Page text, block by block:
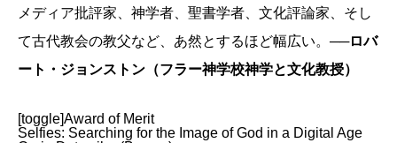
メディア批評家、神学者、聖書学者、文化評論家、そし
て古代教会の教父など、あ然とするほど幅広い。 ──ロバ
ート・ジョンストン（フラー神学校神学と文化教授）
[toggle]Award of Merit
Selfies: Searching for the Image of God in a Digital Age